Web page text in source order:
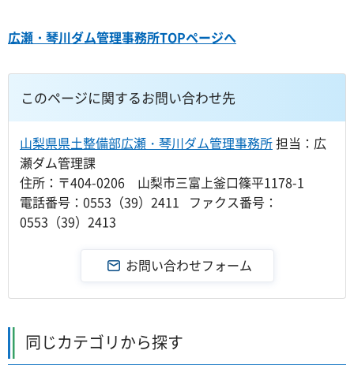
広瀬・琴川ダム管理事務所TOPページへ
このページに関するお問い合わせ先
山梨県県土整備部広瀬・琴川ダム管理事務所担当：広
瀬ダム管理課
住所：〒404-0206 山梨市三富上釜口篠平1178-1
電話番号：0553（39）2411 ファクス番号：
0553（39）2413
同じカテゴリから探す